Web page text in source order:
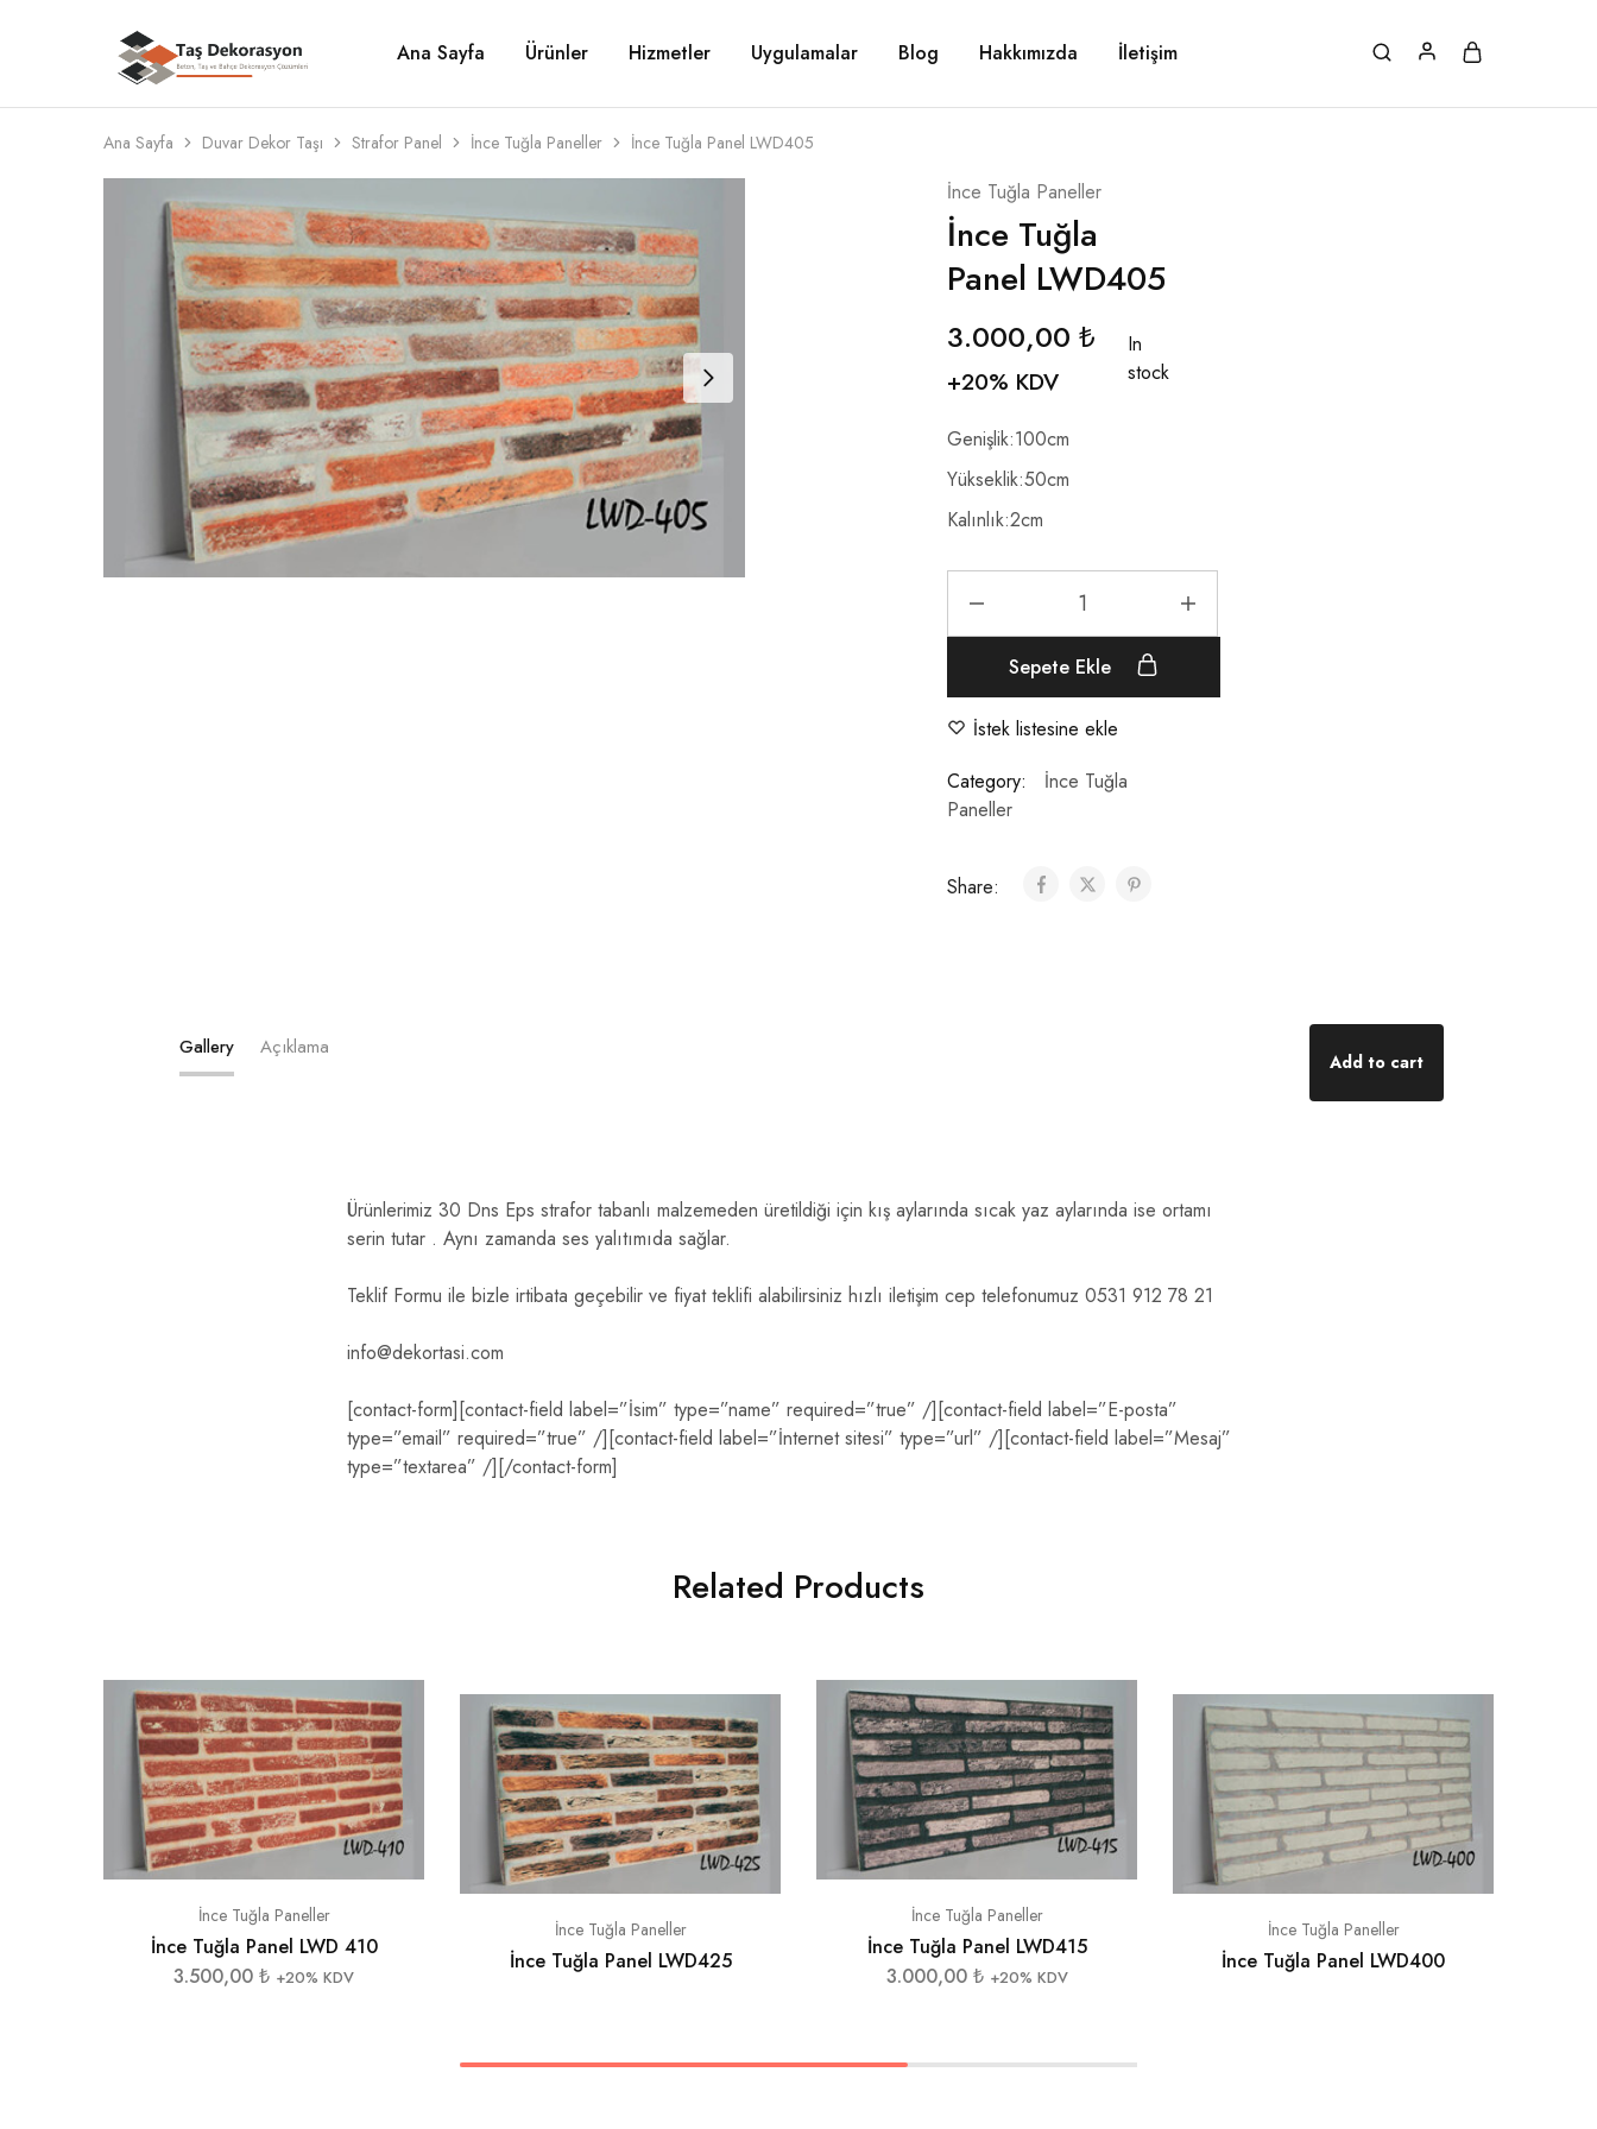
Taş
Dekorasyon
Beton,
Taş
Bahçe
Dekorasyon
Çözümleri
Ana Sayfa Ürünler Hizmetler Uygulamalar Blog Hakkımızda İletişim
Ana Sayfa Duvar Dekor Taşı Strafor Panel İnce Tuğla Paneller İnce Tuğla Panel LWD405
İnce Tuğla Paneller
İnce Tuğla
Panel LWD405
3.000,00 ₺
+20% KDV
In
stock
Genişlik:100cm
Yükseklik:50cm
Kalınlık:2cm
Sepete Ekle
İstek listesine ekle
Category:
İnce Tuğla
Paneller
Share:
Gallery Açıklama
Add to cart
Ürünlerimiz 30 Dns Eps strafor tabanlı malzemeden üretildiği için kış aylarında sıcak yaz aylarında ise ortamı
serin tutar . Aynı zamanda ses yalıtımıda sağlar.
Teklif Formu ile bizle irtibata geçebilir ve fiyat teklifi alabilirsiniz hızlı iletişim cep telefonumuz 0531 912 78 21
info@dekortasi.com
[contact-form][contact-field label=”İsim” type=”name” required=”true” /][contact-field label=”E-posta”
type=”email” required=”true” /][contact-field label=”İnternet sitesi” type=”url” /][contact-field label=”Mesaj”
type=”textarea” /][/contact-form]
Related Products
İnce Tuğla Paneller
İnce Tuğla Panel LWD 410
3.500,00 ₺ +20% KDV
İnce Tuğla Paneller
İnce Tuğla Panel LWD425
İnce Tuğla Paneller
İnce Tuğla Panel LWD415
3.000,00 ₺ +20% KDV
İnce Tuğla Paneller
İnce Tuğla Panel LWD400